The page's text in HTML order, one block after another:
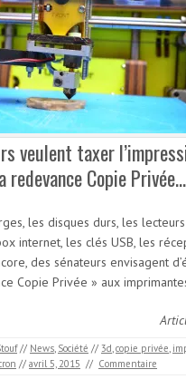
veulent taxer
redevance Copie Privée…
les disques durs, les
internet, les clés USB, les
des sénateurs envisagent
Copie Privée » aux
// News, Société // 3d,copie privée,
// avril 5, 2015 // Commentaire